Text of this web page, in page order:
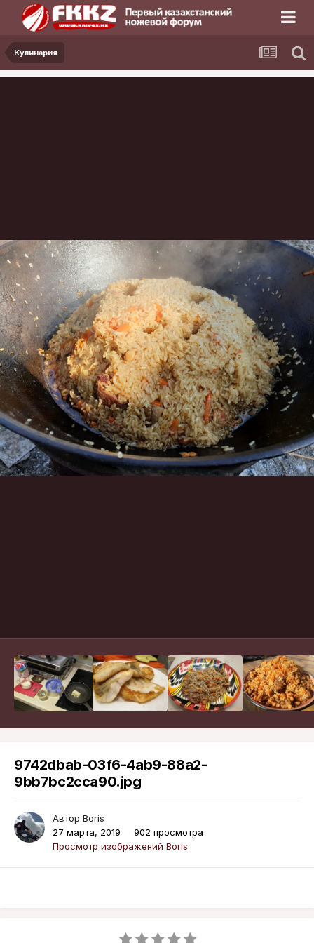
Кулинария
9742dbab-03f6-4ab9-88a2-
9bb7bc2cca90.jpg
Автор Boris
27 марта, 2019
902 просмотра
Просмотр изображений Boris